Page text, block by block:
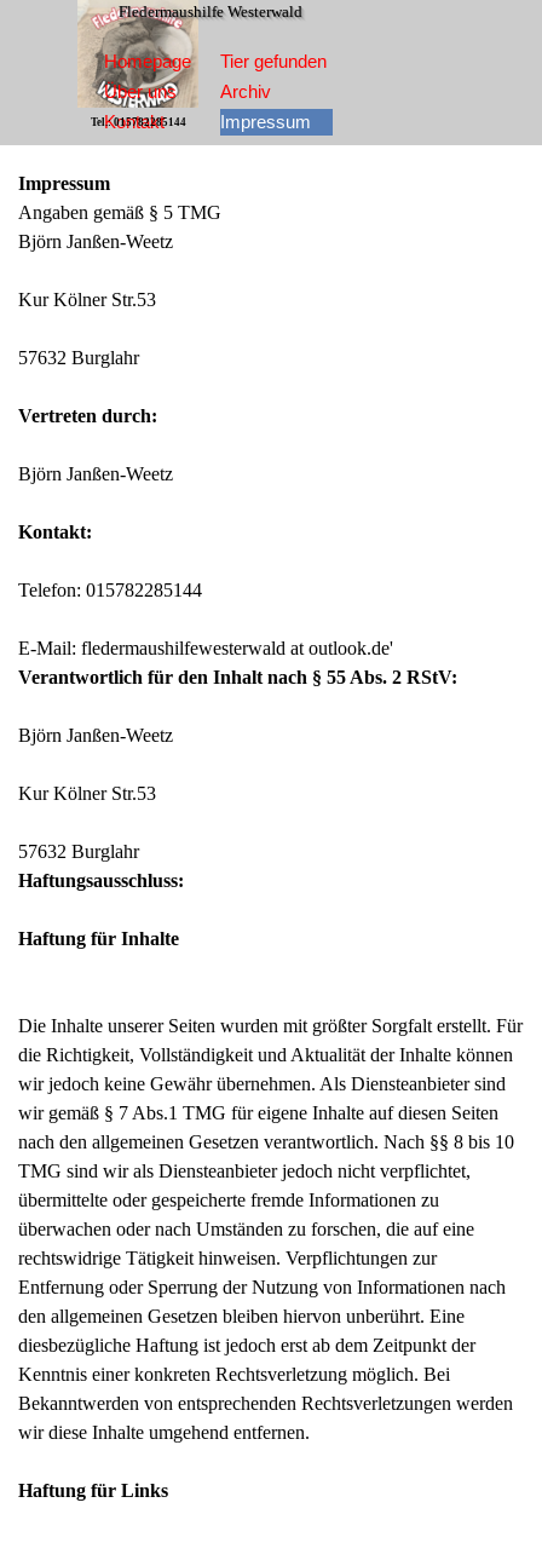
Direkt zum SeiteninhaltFledermaushilfe Westerwald
Tel.: 015782285144
Menü überspringen
Homepage
Tier gefunden
Über uns
Archiv
Kontakt
Impressum
Impressum
Angaben gemäß § 5 TMG
Björn Janßen-Weetz
Kur Kölner Str.53
57632 Burglahr
Vertreten durch:
Björn Janßen-Weetz
Kontakt:
Telefon: 015782285144
E-Mail: fledermaushilfewesterwald at outlook.de'
Verantwortlich für den Inhalt nach § 55 Abs. 2 RStV:
Björn Janßen-Weetz
Kur Kölner Str.53
57632 Burglahr
Haftungsausschluss:
Haftung für Inhalte
Die Inhalte unserer Seiten wurden mit größter Sorgfalt erstellt. Für
die Richtigkeit, Vollständigkeit und Aktualität der Inhalte können
wir jedoch keine Gewähr übernehmen. Als Diensteanbieter sind
wir gemäß § 7 Abs.1 TMG für eigene Inhalte auf diesen Seiten
nach den allgemeinen Gesetzen verantwortlich. Nach §§ 8 bis 10
TMG sind wir als Diensteanbieter jedoch nicht verpflichtet,
übermittelte oder gespeicherte fremde Informationen zu
überwachen oder nach Umständen zu forschen, die auf eine
rechtswidrige Tätigkeit hinweisen. Verpflichtungen zur
Entfernung oder Sperrung der Nutzung von Informationen nach
den allgemeinen Gesetzen bleiben hiervon unberührt. Eine
diesbezügliche Haftung ist jedoch erst ab dem Zeitpunkt der
Kenntnis einer konkreten Rechtsverletzung möglich. Bei
Bekanntwerden von entsprechenden Rechtsverletzungen werden
wir diese Inhalte umgehend entfernen.
Haftung für Links